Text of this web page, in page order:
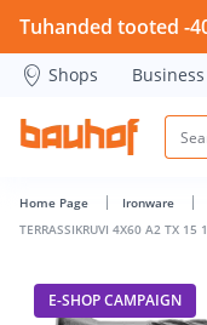
TERRASSIKRUVI
Tuhanded tooted -
Shops
Home Page Ironware
TERRASSIKRUVI 4X60 A2 TX 15
E-SHOP CAMPAIGN